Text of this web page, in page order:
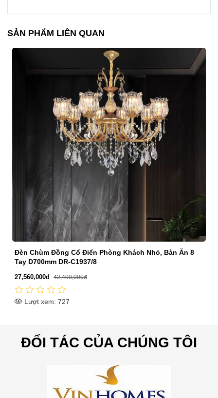
SẢN PHẨM LIÊN QUAN
Đèn Chùm Hiện Đại 750mm DC22-TK9051VANG
3,342,000đ 5,142,000đ
Lượt xem: 2345
ĐỐI TÁC CỦA CHÚNG TÔI